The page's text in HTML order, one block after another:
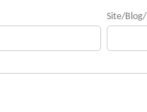
Site/